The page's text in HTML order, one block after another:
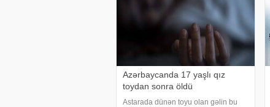
Azərbaycanda 17 yaşlı qız
toydan sonra öldü
Astarada dünən toyu olan gəlin bu